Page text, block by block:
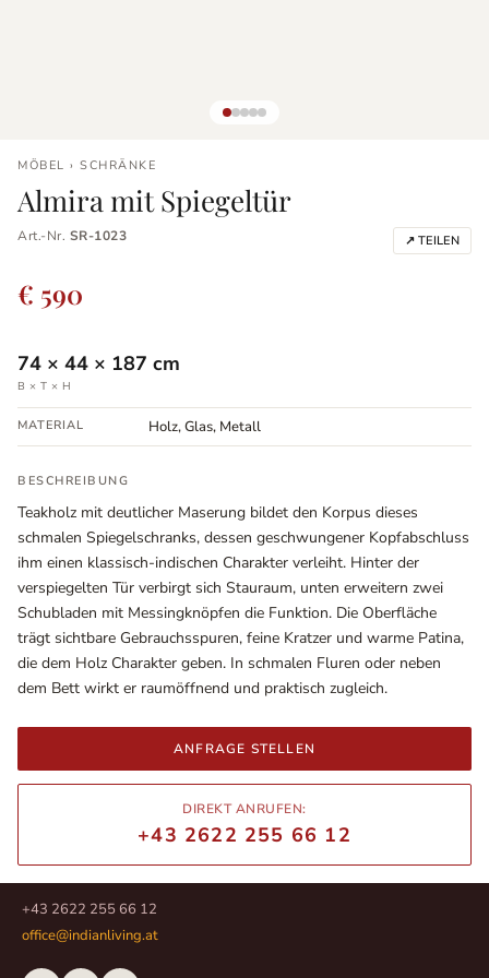
MÖBEL › SCHRÄNKE
Almira mit Spiegeltür
Art.-Nr. SR-1023 ↗ TEILEN
€ 590
74 × 44 × 187 cm
B × T × H
MATERIAL Holz, Glas, Metall
BESCHREIBUNG
Teakholz mit deutlicher Maserung bildet den Korpus dieses
schmalen Spiegelschranks, dessen geschwungener Kopfabschluss
ihm einen klassisch-indischen Charakter verleiht. Hinter der
verspiegelten Tür verbirgt sich Stauraum, unten erweitern zwei
Schubladen mit Messingknöpfen die Funktion. Die Oberfläche
trägt sichtbare Gebrauchsspuren, feine Kratzer und warme Patina,
die dem Holz Charakter geben. In schmalen Fluren oder neben
dem Bett wirkt er raumöffnend und praktisch zugleich.
ANFRAGE STELLEN
DIREKT ANRUFEN:
+43 2622 255 66 12
Wiener Straße – Werkstraße 111
2700 Wiener Neustadt
+43 2622 255 66 12
office@indianliving.at